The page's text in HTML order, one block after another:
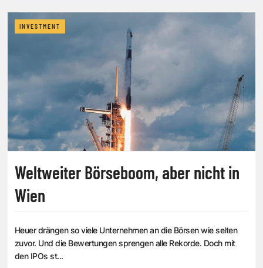
INVESTMENT
Weltweiter Börseboom, aber nicht in
Wien
Heuer drängen so viele Unternehmen an die Börsen wie selten
zuvor. Und die Bewertungen sprengen alle Rekorde. Doch mit
den IPOs st...